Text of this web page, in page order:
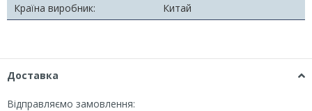
Країна виробник:
Китай
Доставка
Відправляємо замовлення: